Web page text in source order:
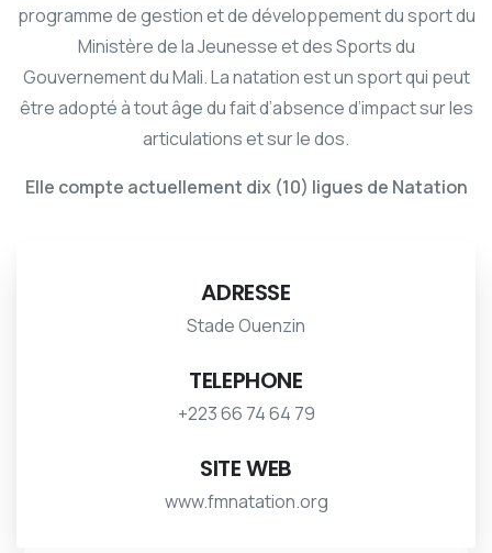
programme de gestion et de développement du sport du
Ministère de la Jeunesse et des Sports du
Gouvernement du Mali. La natation est un sport qui peut
être adopté à tout âge du fait d’absence d’impact sur les
articulations et sur le dos.
Elle compte actuellement dix (10) ligues de Natation
ADRESSE
Stade Ouenzin
TELEPHONE
+223 66 74 64 79
SITE WEB
www.fmnatation.org